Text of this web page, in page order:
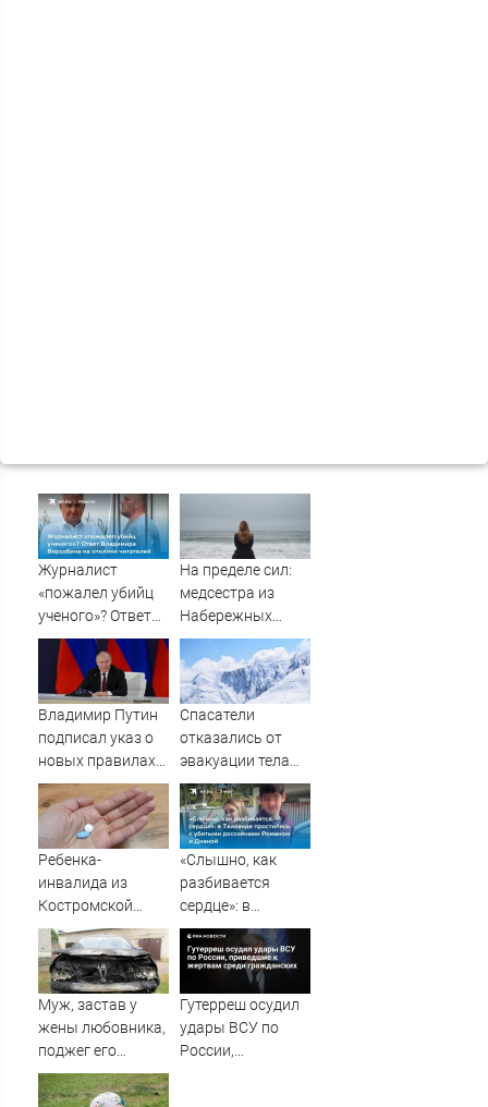
Журналист
«пожалел убийц
ученого»? Ответ
Владимира
Ворсобина на
отклики
читателей
На пределе сил:
медсестра из
Набережных
Челнов стала
самым уставшим
человеком в
России
Владимир Путин
подписал указ о
новых правилах
прохождения
военной службы
Спасатели
отказались от
эвакуации тела
Натальи
Наговицыной с
семитысячника
Ребенка-
инвалида из
Костромской
области оставили
без жизненно
важных
препаратов
«Слышно, как
разбивается
сердце»: в
Таиланде
простились с
убитыми
россиянами
Романом и
Дианой
Муж, застав у
жены любовника,
поджег его
машину
Гутерреш осудил
удары ВСУ по
России,